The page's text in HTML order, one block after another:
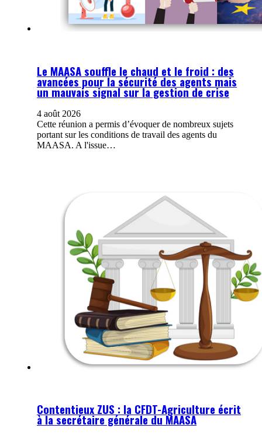
Le MAASA souffle le chaud et le froid : des
avancées pour la sécurité des agents mais
un mauvais signal sur la gestion de crise
4 août 2026
Cette réunion a permis d’évoquer de nombreux sujets
portant sur les conditions de travail des agents du
MAASA. A l'issue…
Contentieux ZUS : la CFDT-Agriculture écrit
à la secrétaire générale du MAASA